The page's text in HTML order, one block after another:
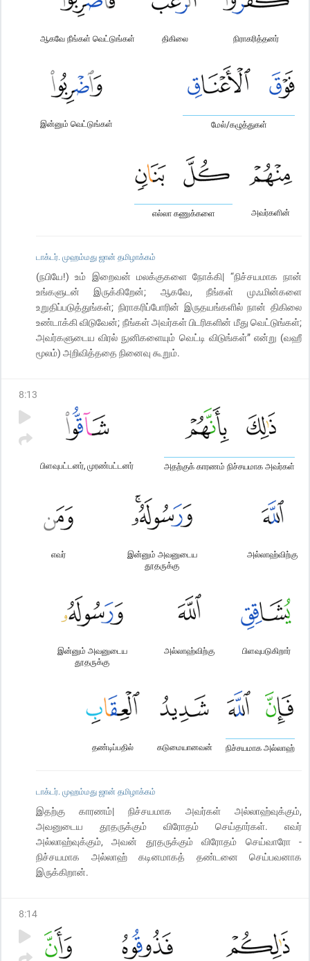
நிராகரித்தனர்
திகிலை
ஆகவே நீங்கள் வெட்டுங்கள்
மேல்/கழுத்துகள்
இன்னும் வெட்டுங்கள்
அவர்களின்
எல்லா கணுக்களை
டாக்டர். முஹம்மது ஜான் தமிழாக்கம்
(நபியே!) உம் இறைவன் மலக்குகளை நோக்கி| “நிச்சயமாக நான்
உங்களுடன் இருக்கிறேன்; ஆகவே, நீங்கள் முஃமின்களை
உறுதிப்படுத்துங்கள்; நிராகரிப்போரின் இருதயங்களில் நான் திகிலை
உண்டாக்கி விடுவேன்; நீங்கள் அவர்கள் பிடரிகளின் மீது வெட்டுங்கள்;
அவர்களுடைய விரல் நுனிகளையும் வெட்டி விடுங்கள்” என்று (வஹீ
மூலம்) அறிவித்ததை நினைவு கூறும்.
8:13
அதற்குக் காரணம் நிச்சயமாக அவர்கள்
பிளவுபட்டனர், முரண்பட்டனர்
அல்லாஹ்விற்கு
இன்னும் அவனுடைய
தூதருக்கு
எவர்
பிளவுபடுகிறார்
அல்லாஹ்விற்கு
இன்னும் அவனுடைய
தூதருக்கு
நிச்சயமாக அல்லாஹ்
கடுமையானவன்
தண்டிப்பதில்
டாக்டர். முஹம்மது ஜான் தமிழாக்கம்
இதற்கு காரணம்| நிச்சயமாக அவர்கள் அல்லாஹ்வுக்கும்,
அவனுடைய தூதருக்கும் விரோதம் செய்தார்கள். எவர்
அல்லாஹ்வுக்கும், அவன் தூதருக்கும் விரோதம் செய்வாரோ -
நிச்சயமாக அல்லாஹ் கடினமாகத் தண்டனை செய்பவனாக
இருக்கிறான்.
8:14